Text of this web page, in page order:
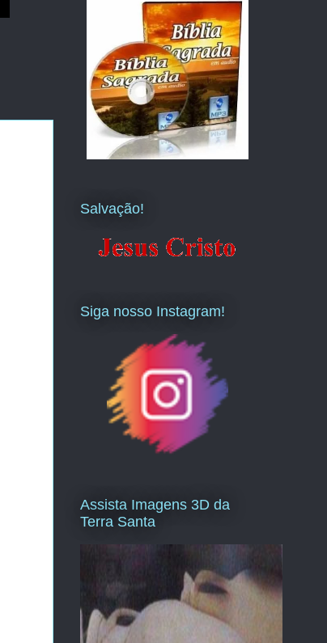
Salvação!
Siga nosso Instagram!
Assista Imagens 3D da
Terra Santa